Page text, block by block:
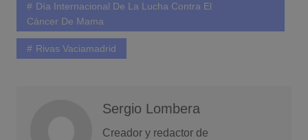
Día Internacional De La Lucha Contra El
Cáncer De Mama
Rivas Vaciamadrid
Sergio Lombera
Creador y redactor de